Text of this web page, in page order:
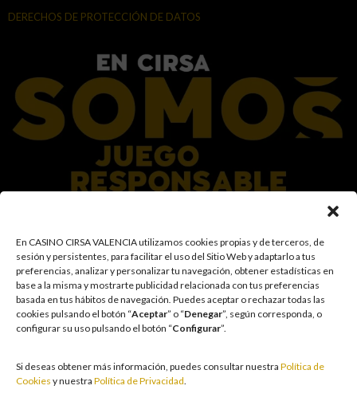
En CASINO CIRSA VALENCIA utilizamos cookies propias y de terceros, de
sesión y persistentes, para facilitar el uso del Sitio Web y adaptarlo a tus
preferencias, analizar y personalizar tu navegación, obtener estadísticas en
base a la misma y mostrarte publicidad relacionada con tus preferencias
basada en tus hábitos de navegación. Puedes aceptar o rechazar todas las
cookies pulsando el botón “Aceptar” o “Denegar”, según corresponda, o
configurar su uso pulsando el botón “Configurar”.
Si deseas obtener más información, puedes consultar nuestra Política de
Cookies y nuestra Política de Privacidad.
DERECHOS DE PROTECCIÓN DE DATOS
En el Grupo CIRSA promovemos una actitud responsable hacia el juego,
garantizando un entorno seguro y transparente para nuestros clientes y
facilitamos medidas e información para que el juego sea siempre diversión y
entretenimiento, sin utilizarse como vía para afrontar problemas económicos
o emocionales. El acceso está prohibido a menores de 18 años y a las
personas con acceso restringido conforme a los registros de prohibición y/o
autoexclusión que resulten aplicables. También trabajamos para reforzar una
cultura de prevención y concienciación sobre los posibles trastornos
las circunstancias individuales. Asimismo, desarrollamos y mejoramos de
forma continuada nuestra Cultura de Juego Responsable mediante la